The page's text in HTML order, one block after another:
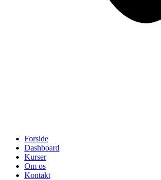
Forside
Dashboard
Kurser
Om os
Kontakt